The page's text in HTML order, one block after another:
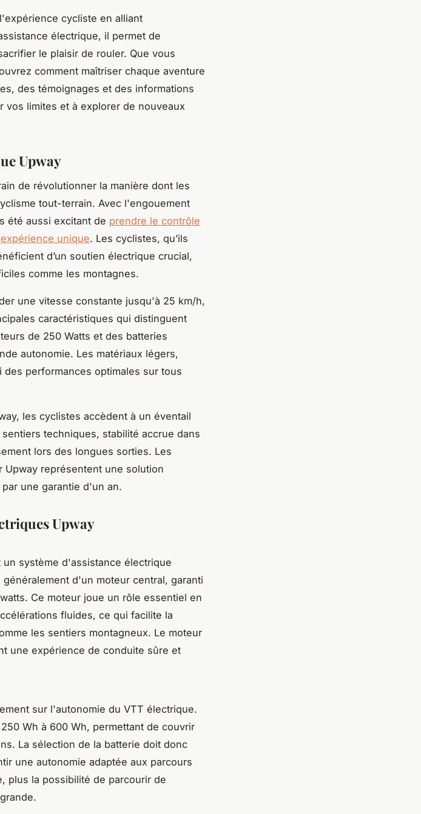
cycliste en alliant
électrique, il permet de
le plaisir de rouler. Que vous
comment maîtriser chaque aventure
des témoignages et des informations
vos limites et à explorer de nouveaux
Upway
de révolutionner la manière dont les
tout-terrain. Avec l'engouement
été aussi excitant de prendre le contrôle
unique. Les cyclistes, qu’ils
d’un soutien électrique crucial,
comme les montagnes.
une vitesse constante jusqu'à 25 km/h,
caractéristiques qui distinguent
de 250 Watts et des batteries
autonomie. Les matériaux légers,
performances optimales sur tous
les cyclistes accèdent à un éventail
techniques, stabilité accrue dans
lors des longues sorties. Les
représentent une solution
une garantie d'un an.
Upway
un système d'assistance électrique
d'un moteur central, garanti
Ce moteur joue un rôle essentiel en
fluides, ce qui facilite la
les sentiers montagneux. Le moteur
une expérience de conduite sûre et
sur l'autonomie du VTT électrique.
Wh à 600 Wh, permettant de couvrir
La sélection de la batterie doit donc
une autonomie adaptée aux parcours
plus la possibilité de parcourir de